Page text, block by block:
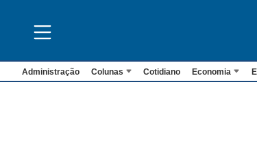
Administração Colunas Cotidiano Economia